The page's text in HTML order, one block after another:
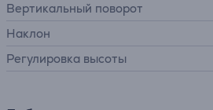
Вертикальный поворот
Наклон
Регулировка высоты